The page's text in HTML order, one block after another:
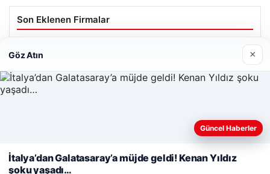
Son Eklenen Firmalar
23/06/2026
© 2026 Habersor – Yeni Haberler
Web sitemizi nasıl kullandığınızı daha iyi anlayabilmek,
kullanıyoruz. Çerez Politikamız
Reddet
Göz Atın ×
Güncel Haberler
İtalya’dan Galatasaray’a müjde geldi! Kenan Yıldız
şoku yaşadı…